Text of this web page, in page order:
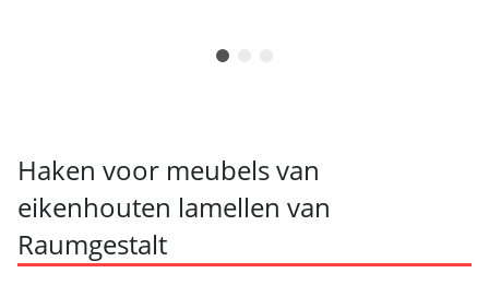
Haken voor meubels van
eikenhouten lamellen van
Raumgestalt